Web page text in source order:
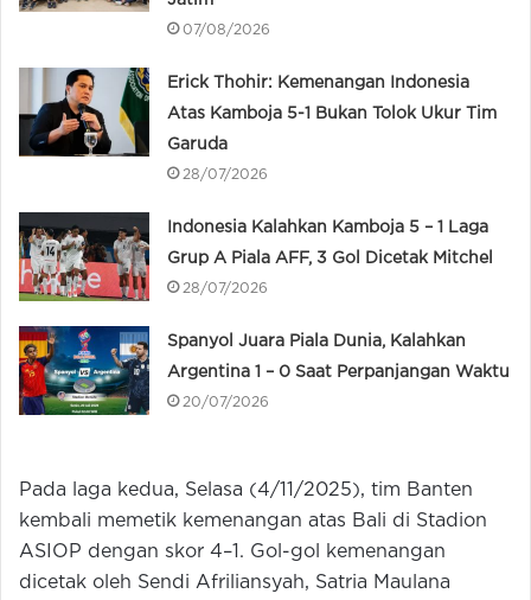
07/08/2026
Erick Thohir: Kemenangan Indonesia
Atas Kamboja 5-1 Bukan Tolok Ukur Tim
Garuda
28/07/2026
Indonesia Kalahkan Kamboja 5 – 1 Laga
Grup A Piala AFF, 3 Gol Dicetak Mitchel
28/07/2026
Spanyol Juara Piala Dunia, Kalahkan
Argentina 1 – 0 Saat Perpanjangan Waktu
20/07/2026
Pada laga kedua, Selasa (4/11/2025), tim Banten
kembali memetik kemenangan atas Bali di Stadion
ASIOP dengan skor 4–1. Gol-gol kemenangan
dicetak oleh Sendi Afriliansyah, Satria Maulana